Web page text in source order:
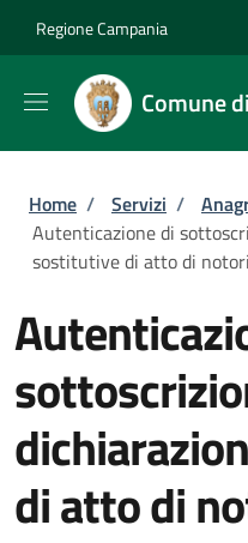
Regione Campania
Comune
Briciole di
Home / Servizi /
Autenticazione di
sostitutive di atto di
di atto di